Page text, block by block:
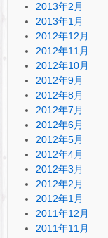
2013年2月
2013年1月
2012年12月
2012年11月
2012年10月
2012年9月
2012年8月
2012年7月
2012年6月
2012年5月
2012年4月
2012年3月
2012年2月
2012年1月
2011年12月
2011年11月